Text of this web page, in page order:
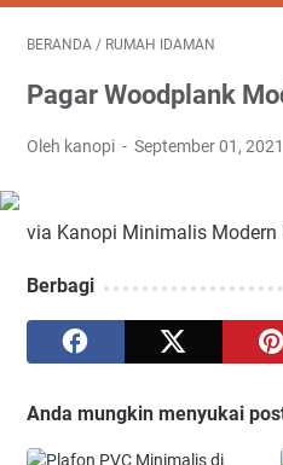
BERANDA / RUMAH IDAMAN
Pagar Woodplank
Oleh kanopi September 01, 2021
via Kanopi Minimalis
Berbagi
Anda mungkin menyukai